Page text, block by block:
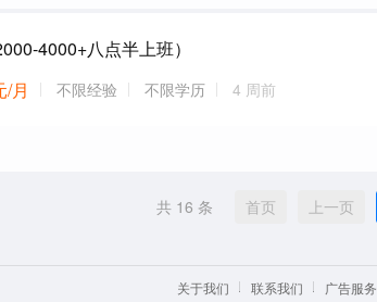
4000+八点半上班）
月
不限经验 不限学历 4 周前
共 16 条 首页 上一页
关于我们 联系我们 广告服务